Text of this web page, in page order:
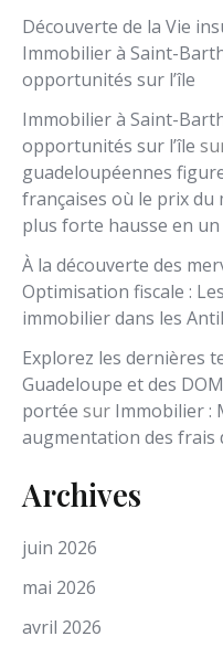
Découverte de la Vie
Immobilier à Saint-
opportunités sur l’île
Immobilier à Saint-
opportunités sur l’île
guadeloupéennes
françaises où le prix
plus forte hausse en un
À la découverte des
Optimisation fiscale :
immobilier dans les
Explorez les dernières
Guadeloupe et des
portée sur Immobilier :
augmentation des frais
Archives
juin 2026
mai 2026
avril 2026